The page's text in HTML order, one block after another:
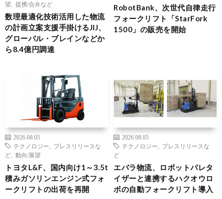
望
提携/合弁など
数理最適化技術活用した物流
の計画立案支援手掛けるJIJ、
グローバル・ブレインなどか
ら8.4億円調達
RobotBank、次世代自律走行
フォークリフト「StarFork
1500」の販売を開始
2026.08.05
テクノロジー
プレスリリースな
ど
動向/展望
トヨタL&F、国内向け1～3.5t
積みガソリンエンジン式フォ
ークリフトの出荷を再開
2026.08.05
テクノロジー
プレスリリースな
ど
エバラ物流、ロボットパレタ
イザーと連携するハクオウロ
ボの自動フォークリフト導入